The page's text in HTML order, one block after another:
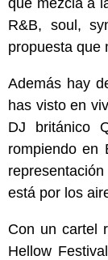
que mezcla a
R&B, soul,
propuesta que
Además hay
has visto en
DJ británico
rompiendo en
está por los
Con un cartel
Hellow